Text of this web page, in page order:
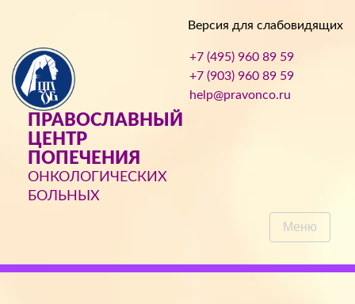
Версия для слабовидящих
ПРАВОСЛАВНЫЙ
ЦЕНТР
ПОПЕЧЕНИЯ
ОНКОЛОГИЧЕСКИХ
БОЛЬНЫХ
+7 (495) 960 89 59
+7 (903) 960 89 59
help@pravonco.ru
Меню